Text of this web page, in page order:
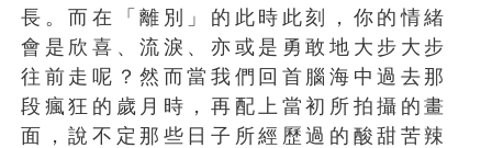
長。而在「離別」的此時此刻，你的情緒
會是欣喜、流淚、亦或是勇敢地大步大步
往前走呢？然而當我們回首腦海中過去那
段瘋狂的歲月時，再配上當初所拍攝的畫
面，說不定那些日子所經歷過的酸甜苦辣